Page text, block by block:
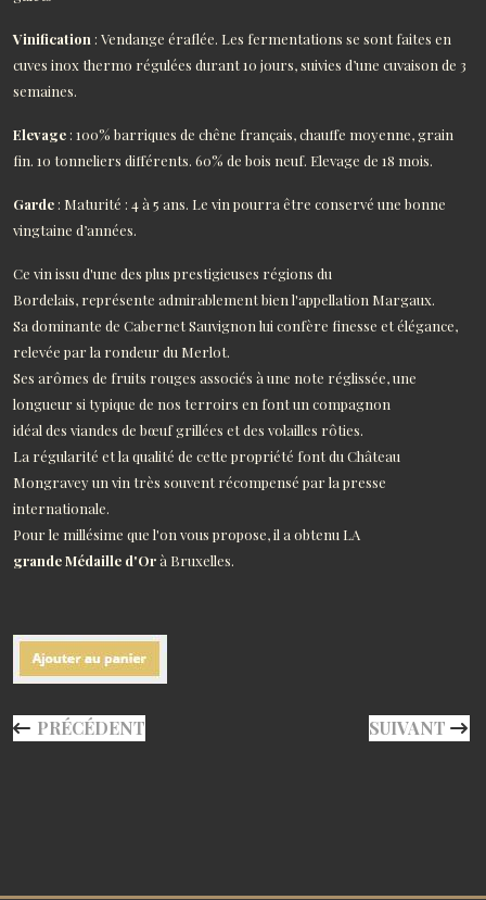
Vinification : Vendange éraflée. Les fermentations se sont faites en
cuves inox thermo régulées durant 10 jours, suivies d’une cuvaison de 3
semaines.
Elevage : 100% barriques de chêne français, chauffe moyenne, grain
fin. 10 tonneliers différents. 60% de bois neuf. Elevage de 18 mois.
Garde : Maturité : 4 à 5 ans. Le vin pourra être conservé une bonne
vingtaine d’années.
Ce vin issu d'une des plus prestigieuses régions du
Bordelais, représente admirablement bien l'appellation Margaux.
Sa dominante de Cabernet Sauvignon lui confère finesse et élégance,
relevée par la rondeur du Merlot.
Ses arômes de fruits rouges associés à une note réglissée, une
longueur si typique de nos terroirs en font un compagnon
idéal des viandes de bœuf grillées et des volailles rôties.
La régularité et la qualité de cette propriété font du Château
Mongravey un vin très souvent récompensé par la presse
internationale.
Pour le millésime que l'on vous propose, il a obtenu LA
grande Médaille d'Orà Bruxelles.
ARTICLE PRÉCÉDENT : NUITS-SAINT-GEORGES 1ER
PRÉCÉDENT ARTICLE
SUIVANT